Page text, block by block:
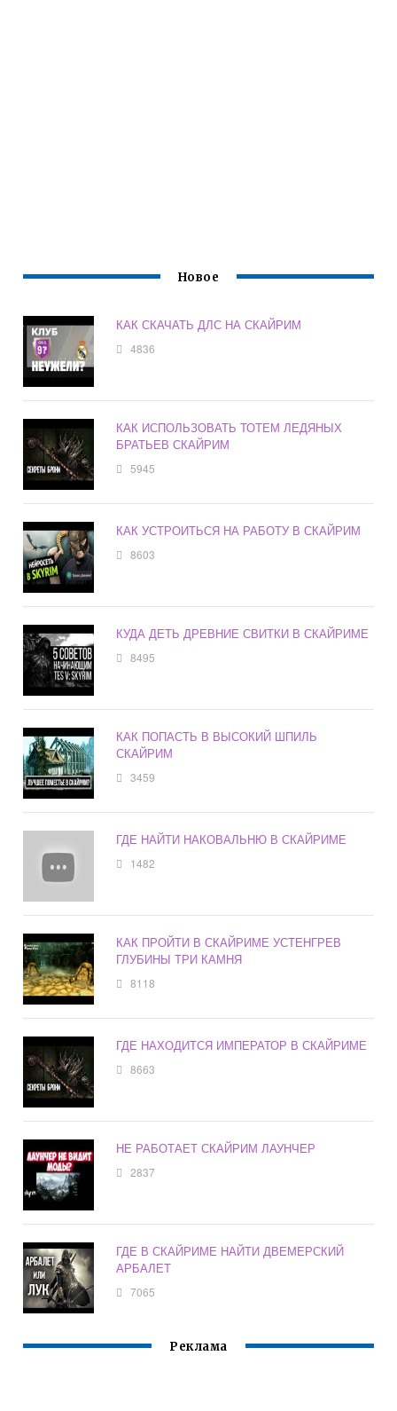
Новое
КАК СКАЧАТЬ ДЛС НА СКАЙРИМ
4836
КАК ИСПОЛЬЗОВАТЬ ТОТЕМ ЛЕДЯНЫХ
БРАТЬЕВ СКАЙРИМ
5945
КАК УСТРОИТЬСЯ НА РАБОТУ В СКАЙРИМ
8603
КУДА ДЕТЬ ДРЕВНИЕ СВИТКИ В СКАЙРИМЕ
8495
КАК ПОПАСТЬ В ВЫСОКИЙ ШПИЛЬ
СКАЙРИМ
3459
ГДЕ НАЙТИ НАКОВАЛЬНЮ В СКАЙРИМЕ
1482
КАК ПРОЙТИ В СКАЙРИМЕ УСТЕНГРЕВ
ГЛУБИНЫ ТРИ КАМНЯ
8118
ГДЕ НАХОДИТСЯ ИМПЕРАТОР В СКАЙРИМЕ
8663
НЕ РАБОТАЕТ СКАЙРИМ ЛАУНЧЕР
2837
ГДЕ В СКАЙРИМЕ НАЙТИ ДВЕМЕРСКИЙ
АРБАЛЕТ
7065
Реклама